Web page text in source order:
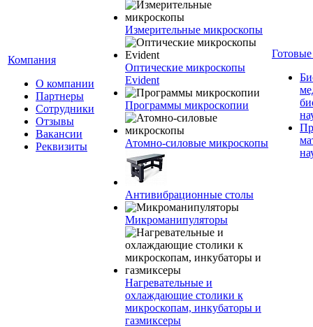
Компания
О компании
Партнеры
Сотрудники
Отзывы
Вакансии
Реквизиты
Измерительные микроскопы
Оптические микроскопы
Evident
Программы микроскопии
Атомно-силовые микроскопы
Антивибрационные столы
Микроманипуляторы
Нагревательные и
охлаждающие столики к
микроскопам, инкубаторы и
газмиксеры